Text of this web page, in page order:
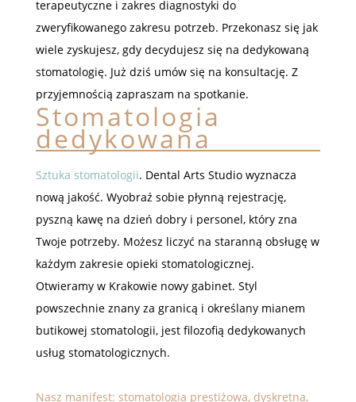
terapeutyczne i zakres diagnostyki do
zweryfikowanego zakresu potrzeb. Przekonasz się jak
wiele zyskujesz, gdy decydujesz się na dedykowaną
stomatologię. Już dziś umów się na konsultację. Z
przyjemnością zapraszam na spotkanie.
Stomatologia
dedykowana
Sztuka stomatologii. Dental Arts Studio wyznacza
nową jakość. Wyobraź sobie płynną rejestrację,
pyszną kawę na dzień dobry i personel, który zna
Twoje potrzeby. Możesz liczyć na staranną obsługę w
każdym zakresie opieki stomatologicznej.
Otwieramy w Krakowie nowy gabinet. Styl
powszechnie znany za granicą i określany mianem
butikowej stomatologii, jest filozofią dedykowanych
usług stomatologicznych.
Nasz manifest: stomatologia prestiżowa, dyskretna,